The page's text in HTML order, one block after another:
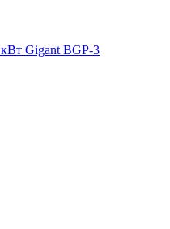
Gigant BGP-3